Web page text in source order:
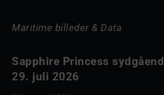
Maritime billeder & Data
Sapphire Princess
29. juli 2026